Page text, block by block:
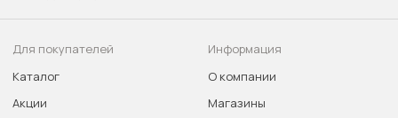
Для покупателей
Каталог
Акции
Информация
О компании
Магазины